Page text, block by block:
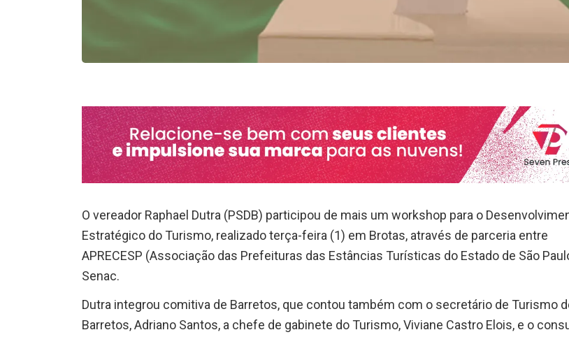
O vereador Raphael Dutra (PSDB) participou de mais um workshop para o
Estratégico do Turismo, realizado terça-feira (1) em Brotas, através de parceria entre
APRECESP (Associação das Prefeituras das Estâncias Turísticas do Estado de São
Senac.
Dutra integrou comitiva de Barretos, que contou também com o secretário de Turismo
Barretos, Adriano Santos, a chefe de gabinete do Turismo, Viviane Castro Elois, e o